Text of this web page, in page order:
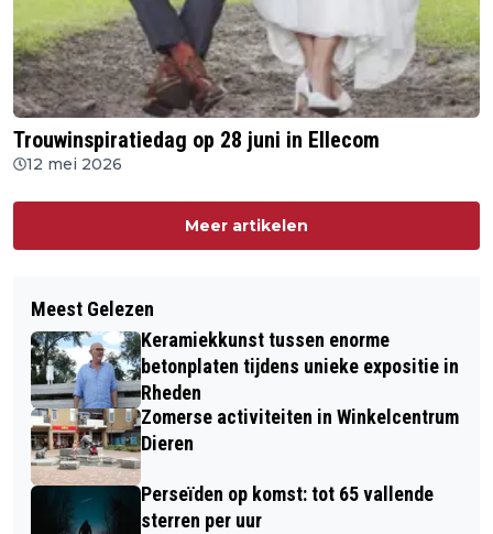
Trouwinspiratiedag op 28 juni in Ellecom
12 mei 2026
Meer artikelen
Meest Gelezen
Keramiekkunst tussen enorme
betonplaten tijdens unieke expositie in
Rheden
Zomerse activiteiten in Winkelcentrum
Dieren
Perseïden op komst: tot 65 vallende
sterren per uur